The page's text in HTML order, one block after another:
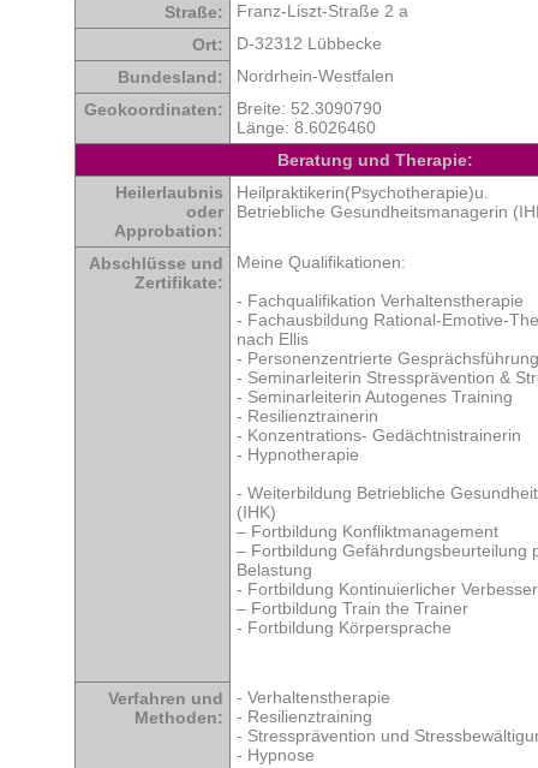
Straße:
Franz-Liszt-Straße 2 a
Ort:
D-32312 Lübbecke
Bundesland:
Nordrhein-Westfalen
Geokoordinaten:
Breite: 52.3090790
Länge: 8.6026460
Beratung und Therapie:
Heilerlaubnis
oder
Approbation:
Heilpraktikerin(Psychotherapie)u.
Betriebliche Gesundheitsmanagerin
Abschlüsse und
Zertifikate:
Meine Qualifikationen:
- Fachqualifikation Verhaltenstherapie
- Fachausbildung Rational-Emotive-
nach Ellis
- Personenzentrierte
- Seminarleiterin Stressprävention &
- Seminarleiterin Autogenes Training
- Resilienztrainerin
- Konzentrations- Gedächtnistrainerin
- Hypnotherapie
- Weiterbildung Betriebliche
(IHK)
– Fortbildung Konfliktmanagement
– Fortbildung Gefährdungsbeurteilung
Belastung
- Fortbildung Kontinuierlicher
– Fortbildung Train the Trainer
- Fortbildung Körpersprache
Verfahren und
Methoden:
- Verhaltenstherapie
- Resilienztraining
- Stressprävention und
- Hypnose